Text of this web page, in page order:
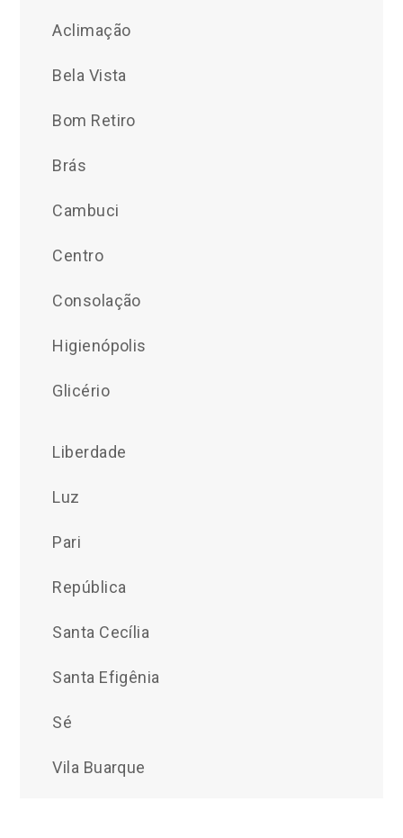
Aclimação
Bela Vista
Bom Retiro
Brás
Cambuci
Centro
Consolação
Higienópolis
Glicério
Liberdade
Luz
Pari
República
Santa Cecília
Santa Efigênia
Sé
Vila Buarque